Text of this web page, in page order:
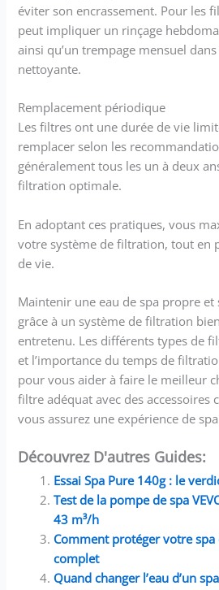
éviter son encrassement. Pour les
peut impliquer un rinçage
ainsi qu’un trempage mensuel
nettoyante.
Remplacement périodique
Les filtres ont une durée de vie
remplacer selon les
généralement tous les un à deux
filtration optimale.
En adoptant ces pratiques, vous
votre système de filtration, tout en
de vie.
Maintenir une eau de spa propre et
grâce à un système de filtration
entretenu. Les différents types de
et l’importance du temps de
pour vous aider à faire le meilleur
filtre adéquat avec des accessoires
vous assurez une expérience de
Découvrez D'autres Guides:
Essai Spa Pure 140g : le
Test de la pompe de spa
43 m³/h
Comment protéger votre
complet
Quand changer l’eau d’un